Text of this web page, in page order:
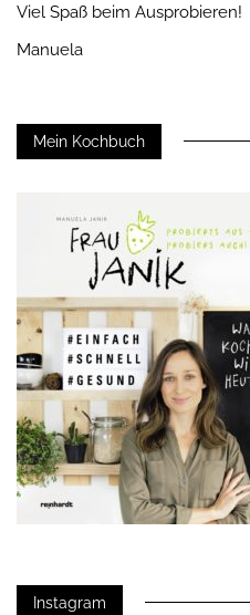
Viel Spaß beim Ausprobieren!
Manuela
Mein Kochbuch
Instagram